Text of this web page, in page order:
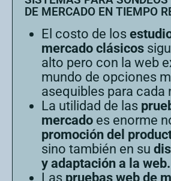
DE MERCADO EN TIEMPO
El costo de los
mercado clásicos
alto pero con la web
mundo de opciones
asequibles para cada
La utilidad de las
mercado es enorme
promoción del
sino también en su
y adaptación a la web.
Las pruebas web de